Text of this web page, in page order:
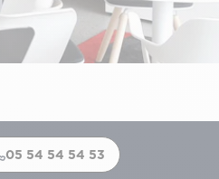
05 54 54 54 53